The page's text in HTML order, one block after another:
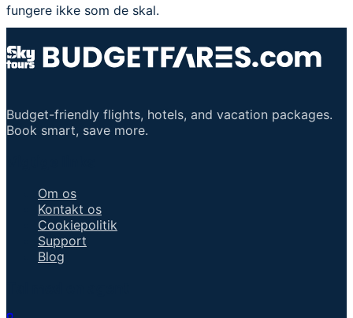
fungere ikke som de skal.
Budget-friendly flights, hotels, and vacation packages.
Book smart, save more.
Om os
Kontakt os
Cookiepolitik
Support
Blog